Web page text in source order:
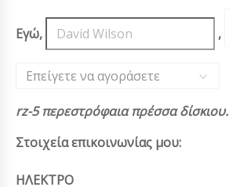
Εγώ, ,
Επείγετε να αγοράσετε
rz-5 περεστρόφαια πρέσσα δίσκιου.
Στοιχεία επικοινωνίας μου:
ΗΛΕΚΤΡΟ